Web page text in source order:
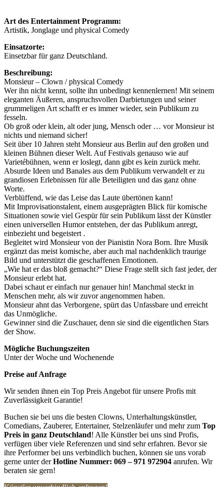
Art des Entertainment Programm:
Artistik, Jonglage und physical Comedy
Einsatzorte:
Einsetzbar für ganz Deutschland.
Beschreibung:
Monsieur – Clown / physical Comedy
Wer ihn nicht kennt, sollte ihn unbedingt kennenlernen! Mit seinem
eleganten Äußeren, anspruchsvollen Darbietungen und seiner
grummeligen Art schafft er es immer wieder, sein Publikum zu
fesseln.
Ob groß oder klein, alt oder jung, Mensch oder … vor Monsieur ist
nichts und niemand sicher!
Seit über 10 Jahren steht Monsieur aus Berlin auf den großen und
kleinen Bühnen dieser Welt. Auf Festivals genauso wie auf
Varietébühnen, wenn er loslegt, dann gibt es kein zurück mehr.
Absurde Ideen und Banales aus dem Publikum verwandelt er zu
grandiosen Erlebnissen für alle Beteiligten und das ganz ohne
Worte.
Verblüffend, wie das Leise das Laute übertönen kann!
Mit Improvisationstalent, einem ausgeprägten Blick für komische
Situationen sowie viel Gespür für sein Publikum lässt der Künstler
einen universellen Humor entstehen, der das Publikum anregt,
einbezieht und begeistert .
Begleitet wird Monsieur von der Pianistin Nora Born. Ihre Musik
ergänzt das meist komische, aber auch mal nachdenklich traurige
Bild und unterstützt die geschaffenen Emotionen.
„Wie hat er das bloß gemacht?“ Diese Frage stellt sich fast jeder, der
Monsieur erlebt hat.
Dabei schaut er einfach nur genauer hin! Manchmal steckt in
Menschen mehr, als wir zuvor angenommen haben.
Monsieur ahnt das Verborgene, spürt das Unfassbare und erreicht
das Unmögliche.
Gewinner sind die Zuschauer, denn sie sind die eigentlichen Stars
der Show.
Mögliche Buchungszeiten
Unter der Woche und Wochenende
Preise auf Anfrage
Wir senden ihnen ein Top Preis Angebot für unsere Profis mit
Zuverlässigkeit Garantie!
Buchen sie bei uns die besten Clowns, Unterhaltungskünstler,
Comedians, Zauberer, Entertainer, Stelzenläufer und mehr zum Top
Preis in ganz Deutschland! Alle Künstler bei uns sind Profis,
verfügen über viele Referenzen und sind sehr erfahren. Bevor sie
ihre Performer bei uns verbindlich buchen, können sie uns vorab
gerne unter derHotline Nummer: 069 – 971 972904 anrufen. Wir
beraten sie gern!